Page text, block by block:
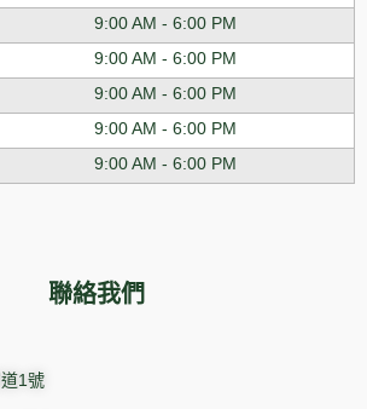
9:00 AM - 6:00 PM
9:00 AM - 6:00 PM
9:00 AM - 6:00 PM
9:00 AM - 6:00 PM
9:00 AM - 6:00 PM
聯絡我們
1號